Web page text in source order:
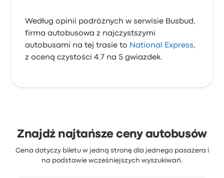
Według opinii podróżnych w serwisie Busbud,
firma autobusowa z najczystszymi
autobusami na tej trasie to National Express,
z oceną czystości 4.7 na 5 gwiazdek.
Znajdź najtańsze ceny autobusów
Cena dotyczy biletu w jedną stronę dla jednego pasażera i
na podstawie wcześniejszych wyszukiwań.